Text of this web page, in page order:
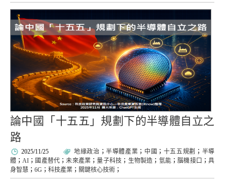
論中國「十五五」規劃下的半導體自立之
路
2025/11/25 地緣政治 ； 半導體產業 ； 中國 ； 十五五規劃 ； 半導
體 ；AI ； 國產替代 ；未來產業 ；量子科技 ； 生物製造 ； 氫能； 腦機接口 ； 具
身智慧 ； 6G ； 科技產業 ； 關鍵核心技術 ；